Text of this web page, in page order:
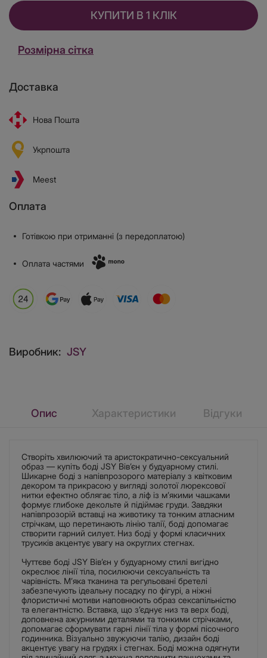
КУПИТИ В 1 КЛІК
Розмірна сітка
Доставка
Нова Пошта
Укрпошта
Meest
Оплата
Готівкою при отриманні (з передоплатою)
Оплата частями
Виробник: JSY
Опис Характеристики Відгуки
Створіть хвилюючий та аристократично-сексуальний
образ — купіть боді JSY Вів’єн у будуарному стилі.
Шикарне боді з напівпрозорого матеріалу з квітковим
декором та прикрасою у вигляді золотої люрексової
нитки ефектно облягає тіло, а ліф із м’якими чашками
формує глибоке декольте й підіймає груди. Завдяки
напівпрозорій вставці на животику та тонким атласним
стрічкам, що перетинають лінію талії, боді допомагає
створити гарний силует. Низ боді у формі класичних
трусиків акцентує увагу на округлих стегнах.
Чуттєве боді JSY Вів’єн у будуарному стилі вигідно
окреслює лінії тіла, посилюючи сексуальність та
чарівність. М’яка тканина та регульовані бретелі
забезпечують ідеальну посадку по фігурі, а ніжні
флористичні мотиви наповнюють образ сексапільністю
та елегантністю. Вставка, що з’єднує низ та верх боді,
доповнена ажурними деталями та тонкими стрічками,
допомагає сформувати гарні лінії тіла у формі пісочного
годинника. Візуально звужуючи талію, дизайн боді
акцентує увагу на грудях і стегнах. Боді можна одягнути